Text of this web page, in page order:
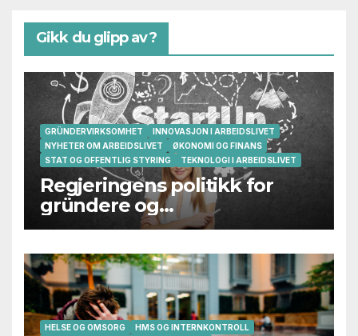
Gikk du glipp av?
GRÜNDERVIRKSOMHET
INNOVASJON I ARBEIDSLIVET
NYHETER OM ARBEIDSLIVET
ØKONOMI OG FINANS
STAT OG OFFENTLIG STYRING
TEKNOLOGI I ARBEIDSLIVET
Regjeringens politikk for
gründere og
oppstartsbedrifter svikter
HELSE OG OMSORG
HMS OG INTERNKONTROLL